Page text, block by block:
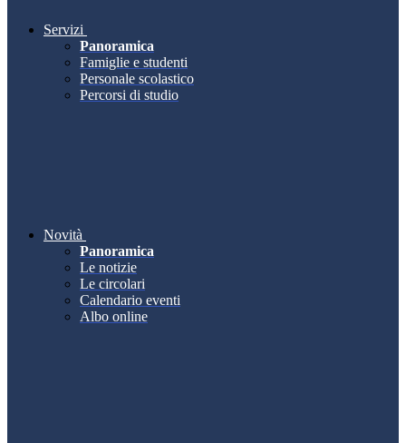
Servizi
Panoramica
Famiglie e studenti
Personale scolastico
Percorsi di studio
Novità
Panoramica
Le notizie
Le circolari
Calendario eventi
Albo online